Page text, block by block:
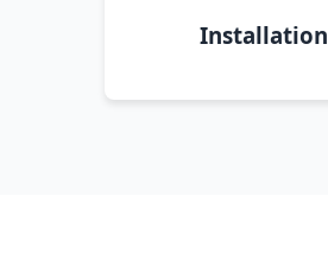
Installation